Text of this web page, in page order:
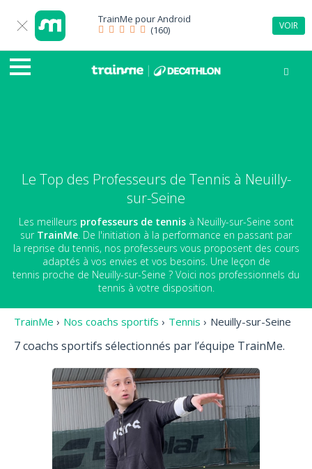
TrainMe pourAndroid
(160)
VOIR
Le Top des Professeurs de Tennis à Neuilly-
sur-Seine
Les meilleurs professeurs de tennisà Neuilly-sur-Seine sont
sur TrainMe . De l'initiation à la performance en passant par
la reprise du tennis, nos professeurs vous proposent des cours
adaptés à vos envies et vos besoins. Une leçon de
tennis proche de Neuilly-sur-Seine ? Voici nos professionnels du
tennis à votre disposition.
TrainMe › Nos coachs sportifs › Tennis › Neuilly-sur-Seine
7 coachs sportifs sélectionnés par l’équipe TrainMe.